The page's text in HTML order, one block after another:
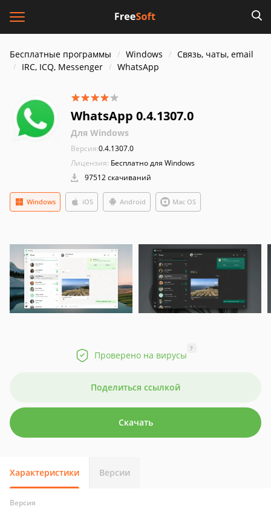
Бесплатные программы Windows
Связь, чаты, email
IRC, ICQ, Messenger
WhatsApp
WhatsApp 0.4.1307.0
Для Windows
Версия:0.4.1307.0
Лицензия: Бесплатно для Windows
97512 скачиваний
iOS Android
Windows Mac OS
Проверено на вирусы
?
Поделиться ссылкой
Скачать
Характеристики Версии
Версия